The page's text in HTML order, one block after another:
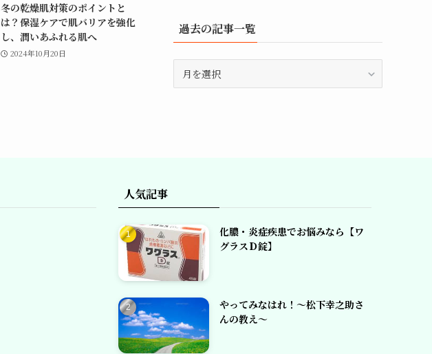
冬の乾燥肌対策のポイントと
は？保湿ケアで肌バリアを強化
し、潤いあふれる肌へ
2024年10月20日
過去の記事一覧
人気記事
化膿・炎症疾患でお悩みなら【ワ
グラスＤ錠】
やってみなはれ！～松下幸之助さ
んの教え～